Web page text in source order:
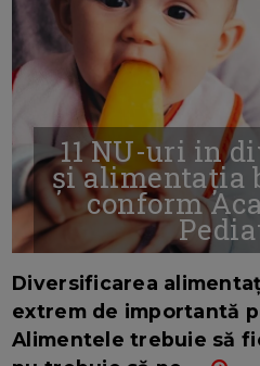
11 NU-uri in
și alimentația
conform
Diversificarea
extrem de importantă
Alimentele trebuie să